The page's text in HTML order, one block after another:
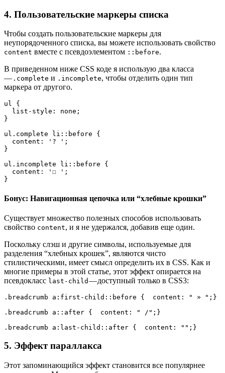
4. Пользовательские маркеры списка
Чтобы создать пользовательские маркеры для
неупорядоченного списка, вы можете использовать свойство
content вместе с псевдоэлементом ::before.
В приведенном ниже CSS коде я использую два класса
— .complete и .incomplete, чтобы отделить один тип
маркера от другого.
ul {
}
ul.complete li::before {
}
ul.incomplete li::before {
}
Бонус: Навигационная цепочка или “хлебные крошки”
Существует множество полезных способов использовать
свойство content, и я не удержался, добавив еще один.
Поскольку слэш и другие символы, используемые для
разделения “хлебных крошек”, являются чисто
стилистическими, имеет смысл определить их в CSS. Как и
многие примеры в этой статье, этот эффект опирается на
псевдокласс last-child — доступный только в CSS3:
.breadcrumb a:first-child::before {  content: " » ";}
.breadcrumb a::after {  content: " /";}
.breadcrumb a:last-child::after {  content: "";}
5. Эффект параллакса
Этот запоминающийся эффект становится все популярнее